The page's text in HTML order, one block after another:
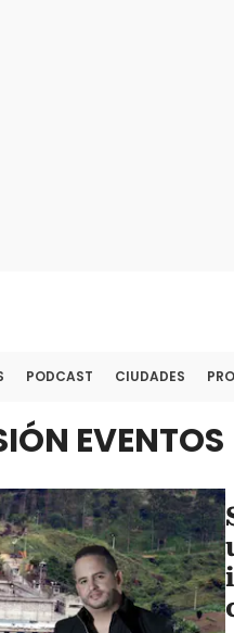
PODCAST CIUDADES
EVENTOS